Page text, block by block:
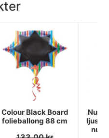
Colour Black Board
folieballong 88 cm